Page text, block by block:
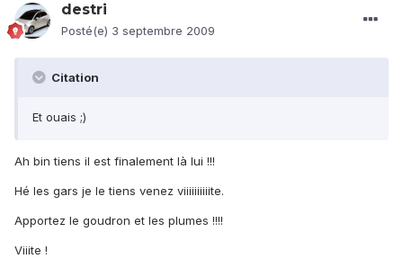
destri
Posté(e) 3 septembre 2009
Citation
Et ouais ;)
Ah bin tiens il est finalement là lui !!!
Hé les gars je le tiens venez viiiiiiiiiite.
Apportez le goudron et les plumes !!!!
Viiite !